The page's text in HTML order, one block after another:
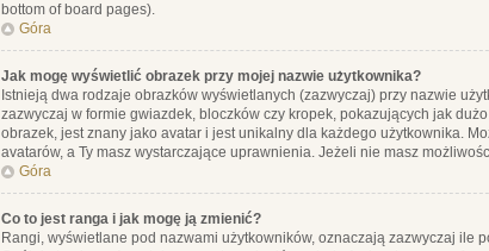
bottom of board pages).
Góra
Jak mogę wyświetlić obrazek przy mojej nazwie użytkownika?
Istnieją dwa rodzaje obrazków wyświetlanych (zazwyczaj) przy nazwie
zazwyczaj w formie gwiazdek, bloczków czy kropek, pokazujących jak
obrazek, jest znany jako avatar i jest unikalny dla każdego użytkownika.
avatarów, a Ty masz wystarczające uprawnienia. Jeżeli nie masz
Góra
Co to jest ranga i jak mogę ją zmienić?
Rangi, wyświetlane pod nazwami użytkowników, oznaczają zazwyczaj ile